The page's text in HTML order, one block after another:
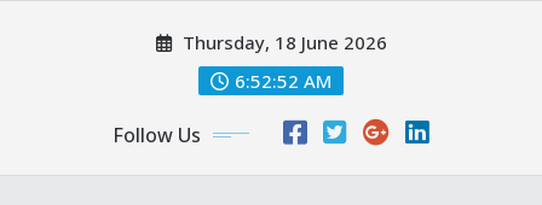
Thursday, 18 June 2026
6:52:54 AM
Follow Us